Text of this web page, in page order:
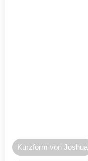
Kurzform von Joshua